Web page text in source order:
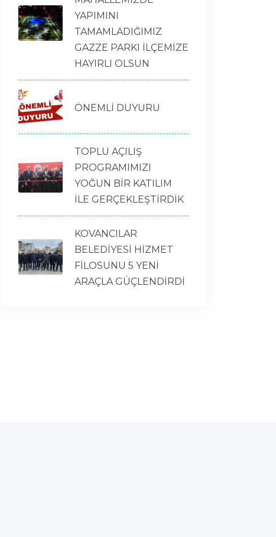
YAPIMINI
TAMAMLADIĞIMIZ
GAZZE PARKI İLÇEMİZE
HAYIRLI OLSUN
ÖNEMLİ DUYURU
TOPLU AÇILIŞ
PROGRAMIMIZI
YOĞUN BİR KATILIM
İLE GERÇEKLEŞTİRDİK
KOVANCILAR
BELEDİYESİ HİZMET
FİLOSUNU 5 YENİ
ARAÇLA GÜÇLENDİRDİ